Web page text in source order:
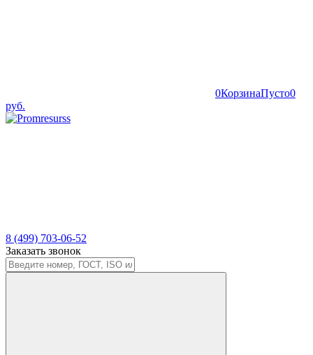
0КорзинаПусто0
руб.
8 (499) 703-06-52
Заказать звонок